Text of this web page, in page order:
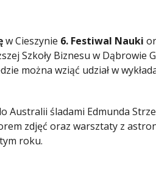
w Cieszynie 6. Festiwal Nauki
Szkoły Biznesu w Dąbrowie
można wziąć udział w
Australii śladami Edmunda
zdjęć oraz warsztaty z
roku.